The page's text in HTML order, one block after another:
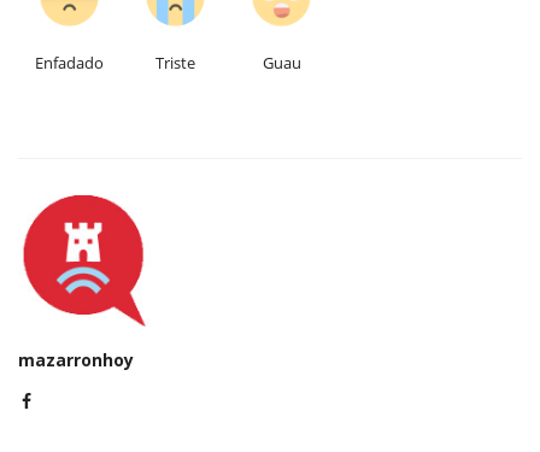
Enfadado Triste Guau
mazarronhoy